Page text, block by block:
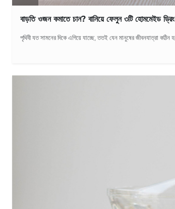
বাড়তি ওজন কমাতে চান? বানিয়ে ফেলুন ৩টি হোমমেইড
পৃথিবী যত সামনের দিকে এগিয়ে যাচ্ছে, ততই যেন মানুষের জীবনযাত্রা কঠিন